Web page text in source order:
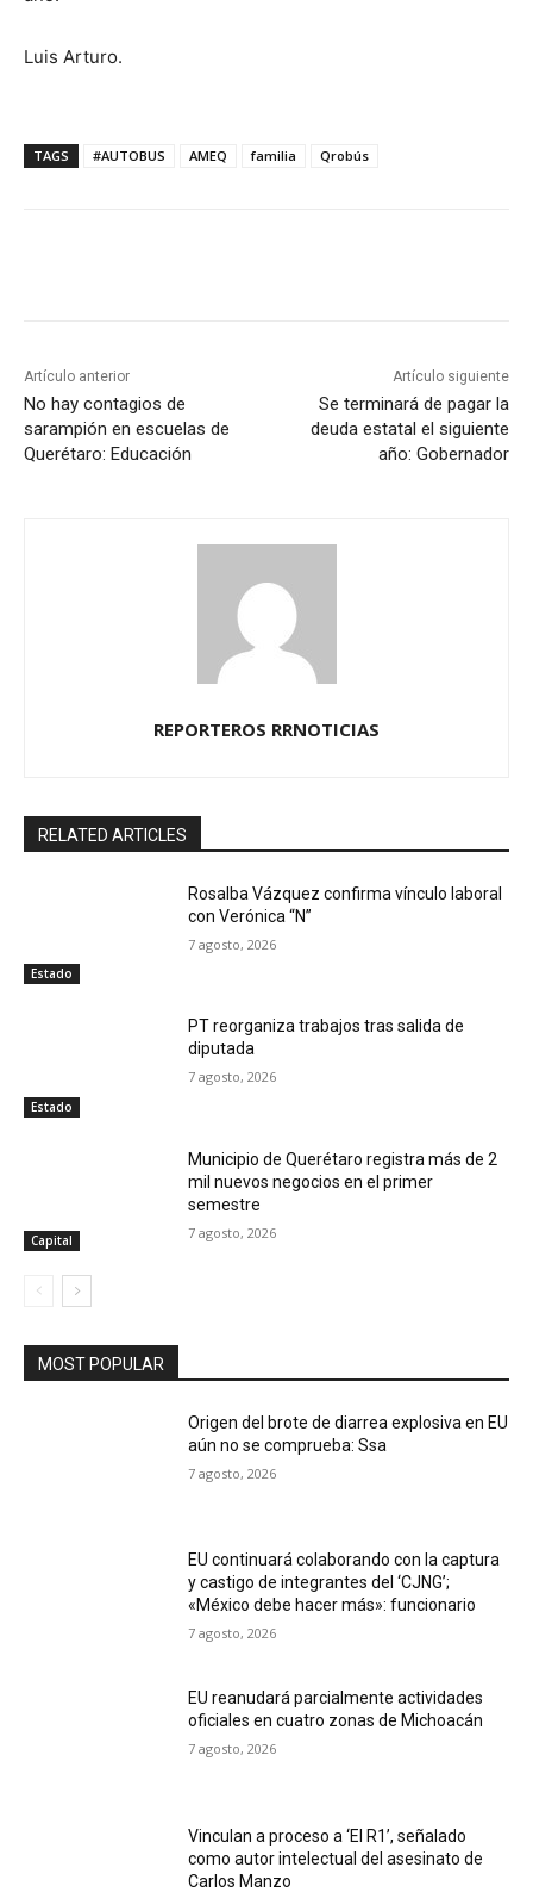
Luis Arturo.
TAGS #AUTOBUS AMEQ familia Qrobús
Artículo anterior
No hay contagios de
sarampión en escuelas de
Querétaro: Educación
Artículo siguiente
Se terminará de pagar la
deuda estatal el siguiente
año: Gobernador
REPORTEROS RRNOTICIAS
RELATED ARTICLES
Estado
Rosalba Vázquez confirma vínculo laboral
con Verónica “N”
7 agosto, 2026
Estado
PT reorganiza trabajos tras salida de
diputada
7 agosto, 2026
Capital
Municipio de Querétaro registra más de 2
mil nuevos negocios en el primer
semestre
7 agosto, 2026
MOST POPULAR
Origen del brote de diarrea explosiva en EU
aún no se comprueba: Ssa
7 agosto, 2026
EU continuará colaborando con la captura
y castigo de integrantes del ‘CJNG’;
«México debe hacer más»: funcionario
7 agosto, 2026
EU reanudará parcialmente actividades
oficiales en cuatro zonas de Michoacán
7 agosto, 2026
Vinculan a proceso a ‘El R1’, señalado
como autor intelectual del asesinato de
Carlos Manzo